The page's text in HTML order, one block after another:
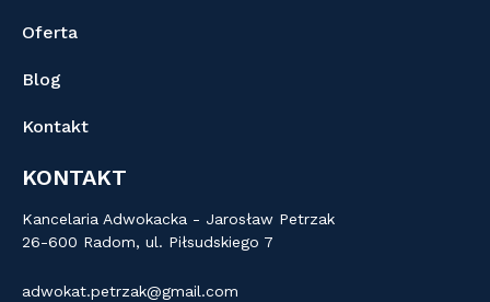
KONTAKT
Kancelaria Adwokacka - Jarosław Petrzak
26-600 Radom, ul. Piłsudskiego 7
adwokat.petrzak@gmail.com
Oferta
Blog
Kontakt